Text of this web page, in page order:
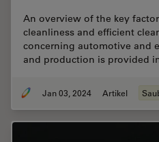
An overview of the key
cleanliness and efficient
concerning automotive and
and production is provided
Jan 03, 2024 Artikel